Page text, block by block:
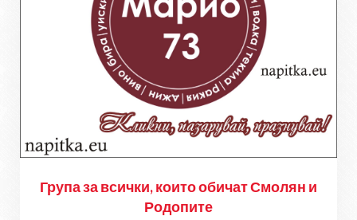
Група за всички, които обичат Смолян и
Родопите